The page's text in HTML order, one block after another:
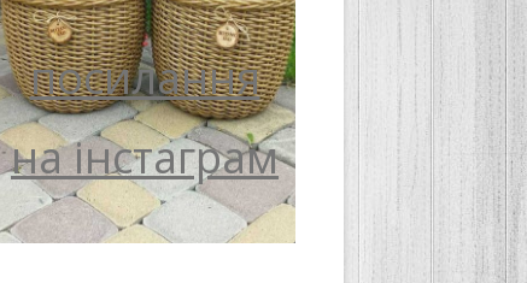
посилання
на інстаграм